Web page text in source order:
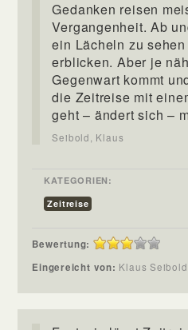
Gedanken reisen
Vergangenheit. Ab
ein Lächeln zu
erblicken. Aber je
Gegenwart kommt
die Zeitreise mit
geht – ändert sich –
Seibold, Klaus
KATEGORIEN:
Zeitreise
Bewertung:
Eingereicht von: Klaus